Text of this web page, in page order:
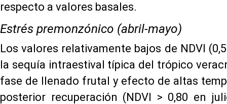
respecto a valores basales.
Estrés premonzónico (abril-mayo)
Los valores relativamente bajos de NDVI
la sequía intraestival típica del trópico
fase de llenado frutal y efecto de altas
posterior recuperación (NDVI > 0,80 en